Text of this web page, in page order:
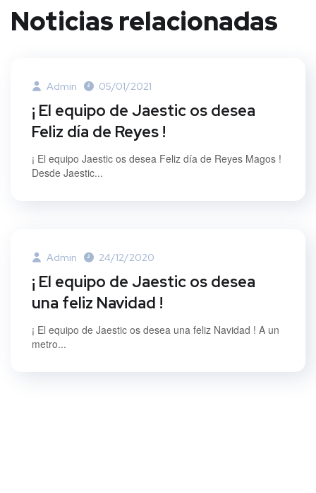
Noticias relacionadas
Admin 05/01/2021
¡ El equipo de Jaestic os desea
Feliz día de Reyes !
¡ El equipo Jaestic os desea Feliz día de Reyes Magos !
Desde Jaestic...
Admin 24/12/2020
¡ El equipo de Jaestic os desea
una feliz Navidad !
¡ El equipo de Jaestic os desea una feliz Navidad ! A un
metro...